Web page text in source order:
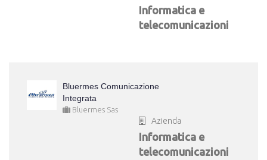
Informatica e
telecomunicazioni
Bluermes Comunicazione
Integrata
Bluermes Sas
Azienda
Informatica e
telecomunicazioni